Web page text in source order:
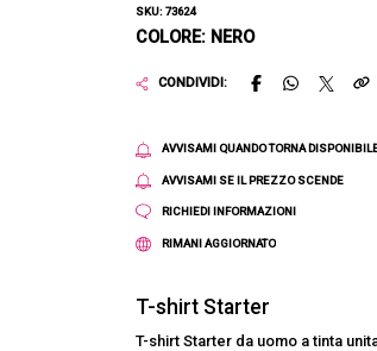
SKU: 73624
COLORE: NERO
CONDIVIDI:
AVVISAMI QUANDO TORNA
AVVISAMI SE IL PREZZO SCENDE
RICHIEDI INFORMAZIONI
RIMANI AGGIORNATO
T-shirt Starter
T-shirt Starter da uomo a tinta